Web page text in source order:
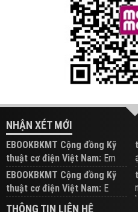
NHẬN XÉT MỚI
EBOOKBKMT Cộng đồng Kỹ
thuật cơ điện Việt Nam: Em
đăng trên Group hỗ trợ nhé
EBOOKBKMT Cộng đồng Kỹ
thuật cơ điện Việt Nam: E
xem hỗ trợ trên Group
THÔNG TIN LIÊN HỆ